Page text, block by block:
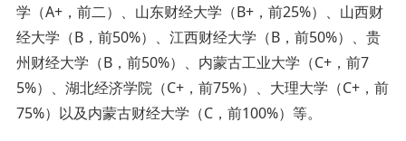
学（A+，前二）、山东财经大学（B+，前25%）、山西财
经大学（B，前50%）、江西财经大学（B，前50%）、贵
州财经大学（B，前50%）、内蒙古工业大学（C+，前7
5%）、湖北经济学院（C+，前75%）、大理大学（C+，前
75%）以及内蒙古财经大学（C，前100%）等。